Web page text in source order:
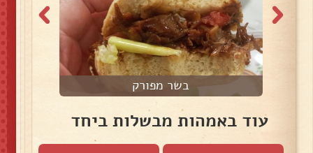
בשר מפורק
עוד באמהות מבשלות ביחד